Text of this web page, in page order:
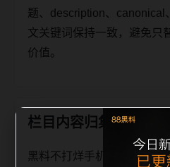
题、description、canonical
文关键词保持一致，避免只
价值。
栏目内容归集
黑料不打烊手机版入口明星